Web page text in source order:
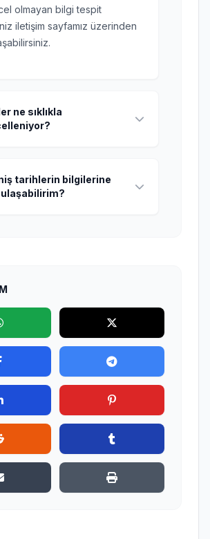
olmayan bilgi tespit
iletişim sayfamız üzerinden
ne sıklıkla
tarihlerin bilgilerine
ulaşabilirim?